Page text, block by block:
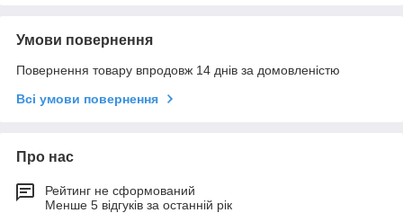
Умови повернення
Повернення товару впродовж 14 днів за домовленістю
Всі умови повернення
Про нас
Рейтинг не сформований
Менше 5 відгуків за останній рік